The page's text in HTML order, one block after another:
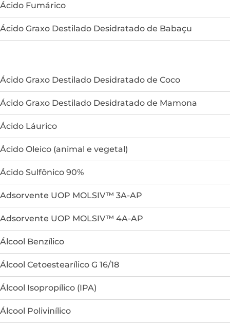
Ácido Fumárico
Ácido Graxo Destilado Desidratado de Babaçu
Ácido Graxo Destilado Desidratado de Coco
Ácido Graxo Destilado Desidratado de Mamona
Ácido Láurico
Ácido Oleico (animal e vegetal)
Ácido Sulfônico 90%
Adsorvente UOP MOLSIV™ 3A-AP
Adsorvente UOP MOLSIV™ 4A-AP
Álcool Benzílico
Álcool Cetoestearílico G 16/18
Álcool Isopropílico (IPA)
Álcool Polivinílico